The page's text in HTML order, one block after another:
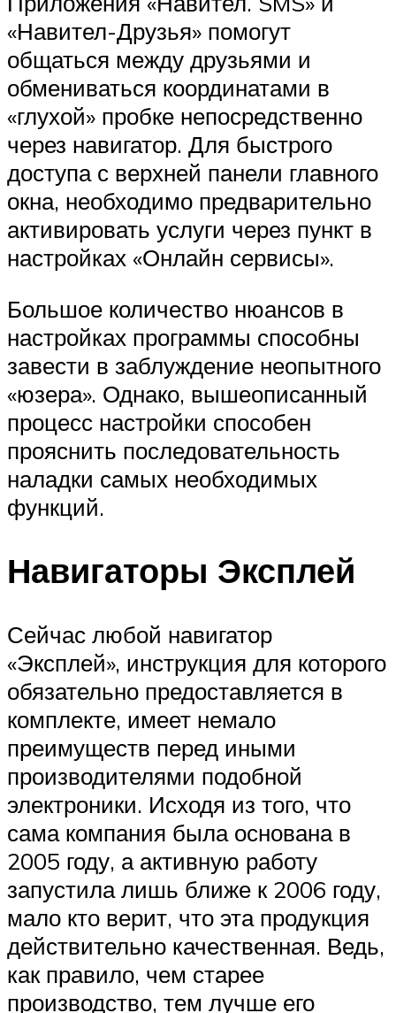
«Навител-Друзья» помогут
общаться между друзьями и
обмениваться координатами в
«глухой» пробке непосредственно
через навигатор. Для быстрого
доступа с верхней панели главного
окна, необходимо предварительно
активировать услуги через пункт в
настройках «Онлайн сервисы».
Большое количество нюансов в
настройках программы способны
завести в заблуждение неопытного
«юзера». Однако, вышеописанный
процесс настройки способен
прояснить последовательность
наладки самых необходимых
функций.
Навигаторы Эксплей
Сейчас любой навигатор
«Эксплей», инструкция для которого
обязательно предоставляется в
комплекте, имеет немало
преимуществ перед иными
производителями подобной
электроники. Исходя из того, что
сама компания была основана в
2005 году, а активную работу
запустила лишь ближе к 2006 году,
мало кто верит, что эта продукция
действительно качественная. Ведь,
как правило, чем старее
производство, тем лучше его